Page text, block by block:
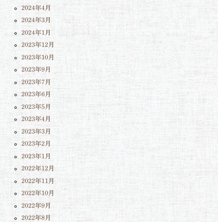
2024年4月
2024年3月
2024年1月
2023年12月
2023年10月
2023年9月
2023年7月
2023年6月
2023年5月
2023年4月
2023年3月
2023年2月
2023年1月
2022年12月
2022年11月
2022年10月
2022年9月
2022年8月